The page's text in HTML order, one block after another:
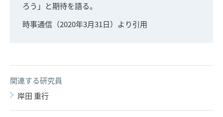
ろう」と期待を語る。
時事通信（2020年3月31日）より引用
関連する研究員
岸田 重行